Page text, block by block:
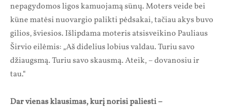
nepagydomos ligos kamuojamą sūnų. Moters veide bei
kūne matėsi nuovargio palikti pėdsakai, tačiau akys buvo
gilios, šviesios. Išlipdama moteris atsisveikino Pauliaus
Širvio eilėmis: „Aš didelius lobius valdau. Turiu savo
džiaugsmą. Turiu savo skausmą. Ateik, – dovanosiu ir
tau.“
Dar vienas klausimas, kurį norisi paliesti –